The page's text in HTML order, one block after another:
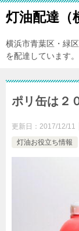
灯油配達（
横浜市青葉区・緑
を配達しています。
ポリ缶は２
更新日： 2017/12/11
灯油お役立ち情報